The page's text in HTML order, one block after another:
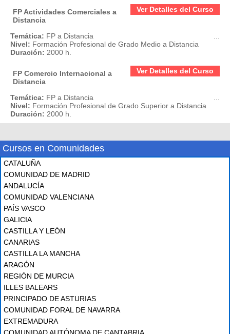
Ver Detalles del Curso
FP Actividades Comerciales a
Distancia
Temática: FP a Distancia
Nivel: Formación Profesional de Grado Medio a Distancia
Duración: 2000 h.
Ver Detalles del Curso
FP Comercio Internacional a
Distancia
Temática: FP a Distancia
Nivel: Formación Profesional de Grado Superior a Distancia
Duración: 2000 h.
Cursos en Comunidades
CATALUÑA
COMUNIDAD DE MADRID
ANDALUCÍA
COMUNIDAD VALENCIANA
PAÍS VASCO
GALICIA
CASTILLA Y LEÓN
CANARIAS
CASTILLA LA MANCHA
ARAGÓN
REGIÓN DE MURCIA
ILLES BALEARS
PRINCIPADO DE ASTURIAS
COMUNIDAD FORAL DE NAVARRA
EXTREMADURA
COMUNIDAD AUTÓNOMA DE CANTABRIA